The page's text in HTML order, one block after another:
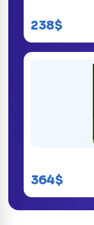
238$
364$